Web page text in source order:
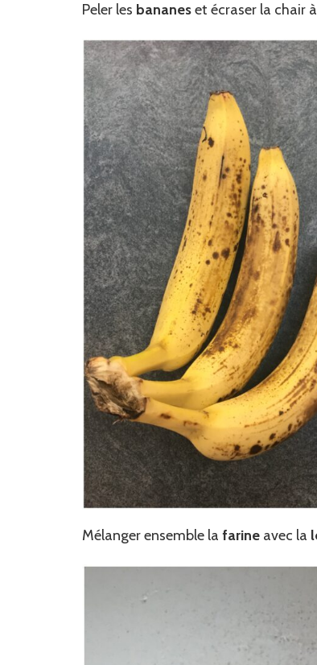
Peler les bananeset écraser la chair
Mélanger ensemble la farine avec la